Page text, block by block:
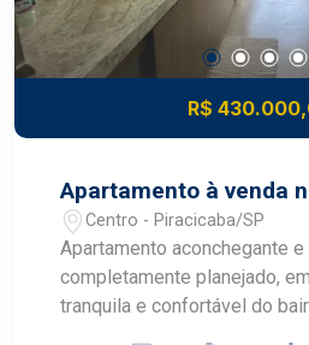
R$
Apartamento à venda
Centro - Piracicaba/SP
Apartamento aconchegante e
completamente planejado,
tranquila e confortável do